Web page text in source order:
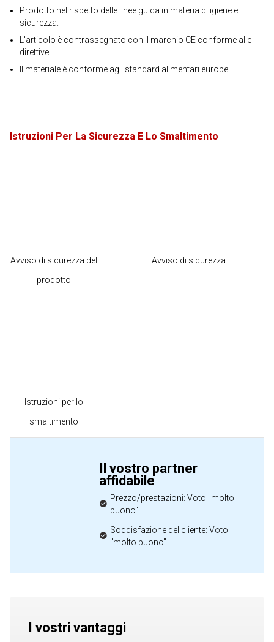
Prodotto nel rispetto delle linee guida in materia di igiene e
sicurezza.
L'articolo è contrassegnato con il marchio CE conforme alle
direttive
Il materiale è conforme agli standard alimentari europei
Istruzioni Per La Sicurezza E Lo Smaltimento
Avviso di sicurezza del
prodotto
Avviso di sicurezza
Istruzioni per lo
smaltimento
Il vostro partner
affidabile
Prezzo/prestazioni: Voto "molto
buono"
Soddisfazione del cliente: Voto
"molto buono"
I vostri vantaggi